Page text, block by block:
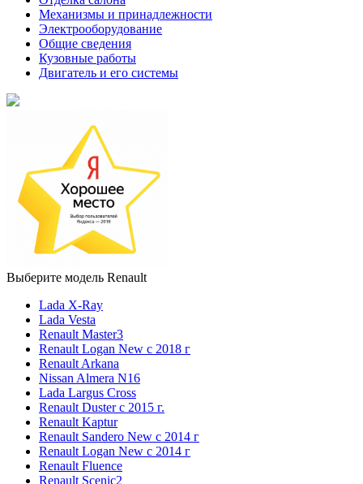
Механизмы и принадлежности
Электрооборудование
Общие сведения
Кузовные работы
Двигатель и его системы
Выберите модель Renault
Lada X-Ray
Lada Vesta
Renault Master3
Renault Logan New с 2018 г
Renault Arkana
Nissan Almera N16
Lada Largus Cross
Renault Duster с 2015 г.
Renault Kaptur
Renault Sandero New с 2014 г
Renault Logan New с 2014 г
Renault Fluence
Renault Scenic2